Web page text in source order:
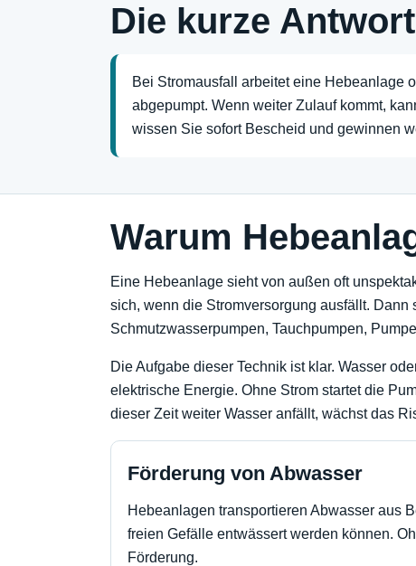
Die kurze Antwort
Bei Stromausfall arbeitet eine Hebeanlage
abgepumpt. Wenn weiter Zulauf kommt,
wissen Sie sofort Bescheid und gewinnen
Warum
Eine Hebeanlage sieht von außen oft
sich, wenn die Stromversorgung ausfällt.
Schmutzwasserpumpen, Tauchpumpen,
Die Aufgabe dieser Technik ist klar. Wasser
elektrische Energie. Ohne Strom startet die
dieser Zeit weiter Wasser anfällt, wächst das
Förderung von Abwasser
Hebeanlagen transportieren Abwasser aus
freien Gefälle entwässert werden können.
Förderung.